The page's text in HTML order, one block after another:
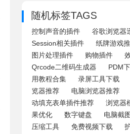
随机标签TAGS
控制声音的插件
谷歌浏览器
Session相关插件
纸牌游戏
图片处理插件
购物插件
Qrcode二维码生成器
PDM
用教程合集
录屏工具下载
览器推荐
电脑浏览器推荐
动填充表单插件推荐
浏览器
果优化
数字键盘 电脑截
压缩工具
免费视频下载